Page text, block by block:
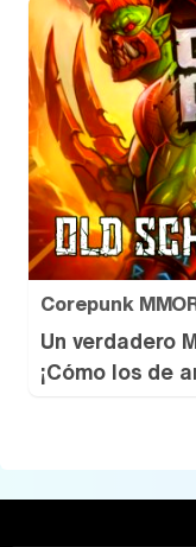
Corepunk
Un verdadero
¡Cómo los de